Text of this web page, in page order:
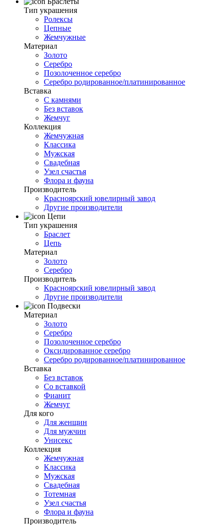
Тип украшения
Ролексы
Цепные
Жемчужные
Материал
Золото
Серебро
Позолоченное серебро
Серебро родированное/платинированное
Вставка
С камнями
Без вставок
Жемчуг
Коллекция
Жемчужная
Классика
Мужская
Свадебная
Узел счастья
Флора и фауна
Производитель
Красноярский ювелирный завод
Другие производители
Цепи
Тип украшения
Браслет
Цепь
Материал
Золото
Серебро
Производитель
Красноярский ювелирный завод
Другие производители
Подвески
Материал
Золото
Серебро
Позолоченное серебро
Оксидированное серебро
Серебро родированное/платинированное
Вставка
Без вставок
Со вставкой
Фианит
Жемчуг
Для кого
Для женщин
Для мужчин
Унисекс
Коллекция
Жемчужная
Классика
Мужская
Свадебная
Тотемная
Узел счастья
Флора и фауна
Производитель